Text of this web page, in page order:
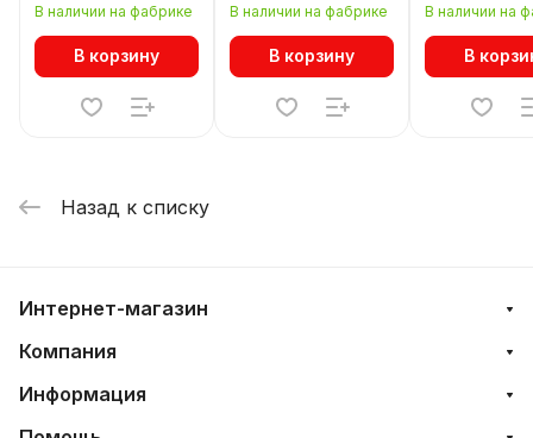
В наличии на фабрике
В корзину
В наличии на фабрике
В корзину
В наличии на
В
Назад к списку
Интернет-магазин
Компания
Информация